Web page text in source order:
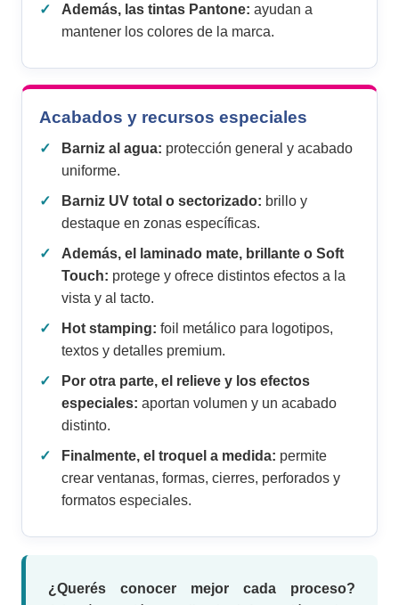
Además, las tintas Pantone: ayudan a
mantener los colores de la marca.
Acabados y recursos especiales
Barniz al agua: protección general y acabado
uniforme.
Barniz UV total o sectorizado: brillo y
destaque en zonas específicas.
Además, el laminado mate, brillante o Soft
Touch: protege y ofrece distintos efectos a la
vista y al tacto.
Hot stamping: foil metálico para logotipos,
textos y detalles premium.
Por otra parte, el relieve y los efectos
especiales: aportan volumen y un acabado
distinto.
Finalmente, el troquel a medida: permite
crear ventanas, formas, cierres, perforados y
formatos especiales.
¿Querés conocer mejor cada proceso?